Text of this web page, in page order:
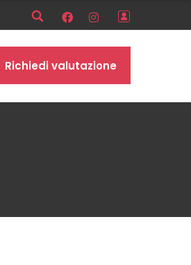
Gestione
Richiedi valutazione